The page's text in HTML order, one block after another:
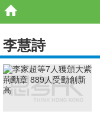
李慧詩